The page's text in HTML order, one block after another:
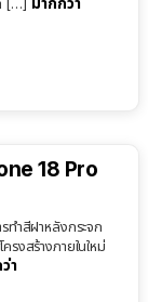
18 Pro
ทำสีฝาหลังกระจก
งสร้างภายในใหม่
า